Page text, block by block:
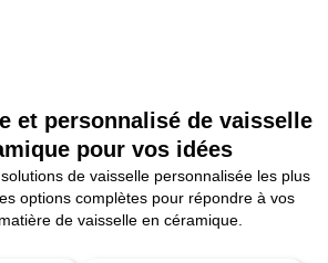
et personnalisé de vaisselle
pour vos idées
de vaisselle personnalisée les plus
options complètes pour répondre à vos
de vaisselle en céramique.